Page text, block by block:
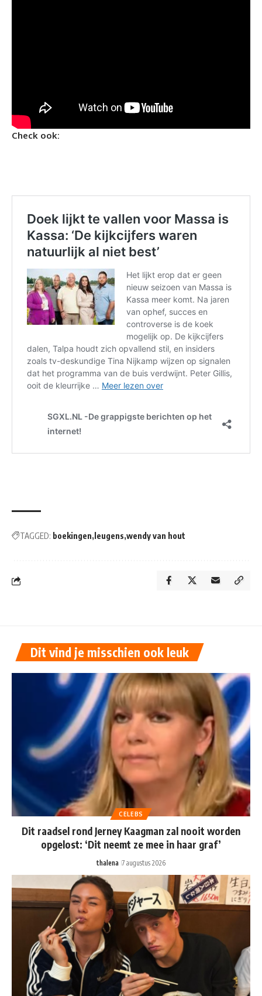
Check ook:
TAGGED: boekingen leugens wendy van hout
Dit vind je misschien ook leuk
CELEBS
Dit raadsel rond Jerney Kaagman zal nooit worden
opgelost: ‘Dit neemt ze mee in haar graf’
thalena 7 augustus 2026